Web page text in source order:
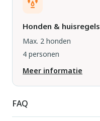
Honden & huisregels
Max. 2 honden
4 personen
Meer informatie
FAQ